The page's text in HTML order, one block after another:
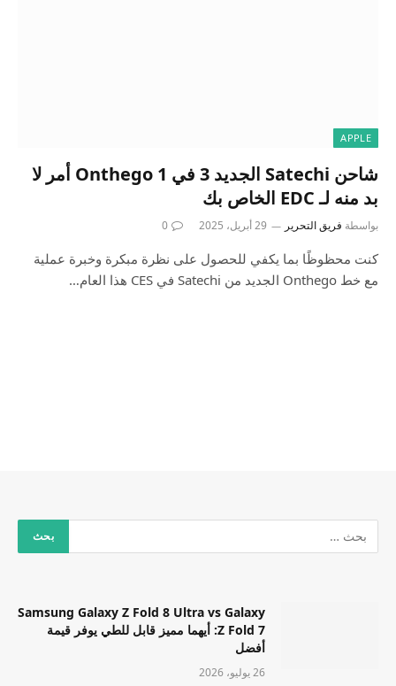
APPLE
شاحن Satechi الجديد 3 في 1 Onthego أمر لا
بد منه لـ EDC الخاص بك
بواسطة فريق التحرير 29 أبريل، 2025 0
كنت محظوظًا بما يكفي للحصول على نظرة مبكرة وخبرة عملية
مع خط Onthego الجديد من Satechi في CES هذا العام…
Samsung Galaxy Z Fold 8 Ultra vs Galaxy
Z Fold 7: أيهما مميز قابل للطي يوفر قيمة
أفضل
26 يوليو، 2026